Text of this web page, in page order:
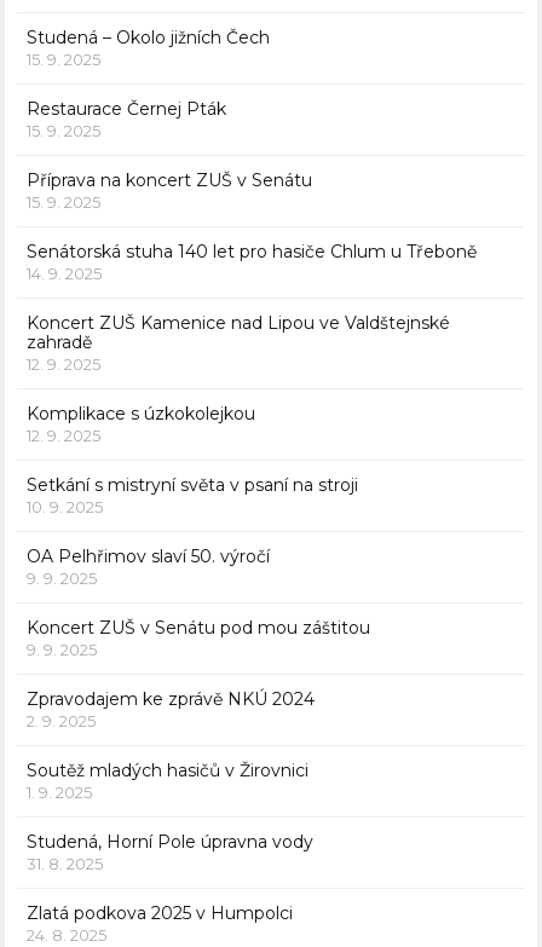
Studená – Okolo jižních Čech
15. 9. 2025
Restaurace Černej Pták
15. 9. 2025
Příprava na koncert ZUŠ v Senátu
15. 9. 2025
Senátorská stuha 140 let pro hasiče Chlum u Třeboně
14. 9. 2025
Koncert ZUŠ Kamenice nad Lipou ve Valdštejnské
zahradě
12. 9. 2025
Komplikace s úzkokolejkou
12. 9. 2025
Setkání s mistryní světa v psaní na stroji
10. 9. 2025
OA Pelhřimov slaví 50. výročí
9. 9. 2025
Koncert ZUŠ v Senátu pod mou záštitou
9. 9. 2025
Zpravodajem ke zprávě NKÚ 2024
2. 9. 2025
Soutěž mladých hasičů v Žirovnici
1. 9. 2025
Studená, Horní Pole úpravna vody
31. 8. 2025
Zlatá podkova 2025 v Humpolci
24. 8. 2025